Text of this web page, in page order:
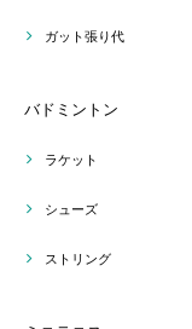
ガット張り代
バドミントン
ラケット
シューズ
ストリング